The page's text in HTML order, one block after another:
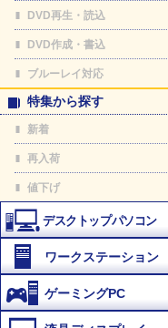
DVD再生・読込
DVD作成・書込
ブルーレイ対応
特集から探す
新着
再入荷
値下げ